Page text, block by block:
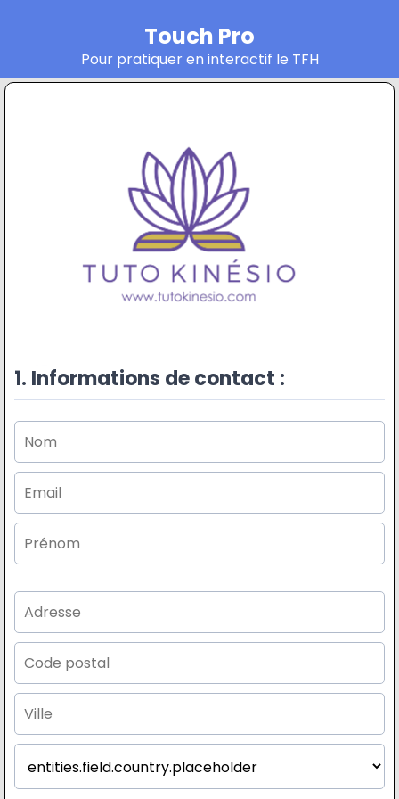
Touch Pro
Pour pratiquer en interactif le TFH
1. Informations de contact :